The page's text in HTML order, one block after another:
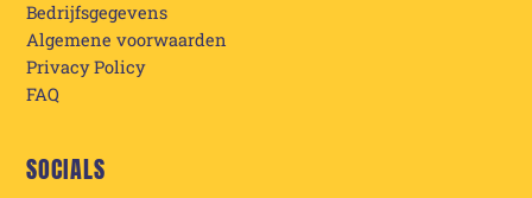
Bedrijfsgegevens
Algemene voorwaarden
Privacy Policy
FAQ
SOCIALS